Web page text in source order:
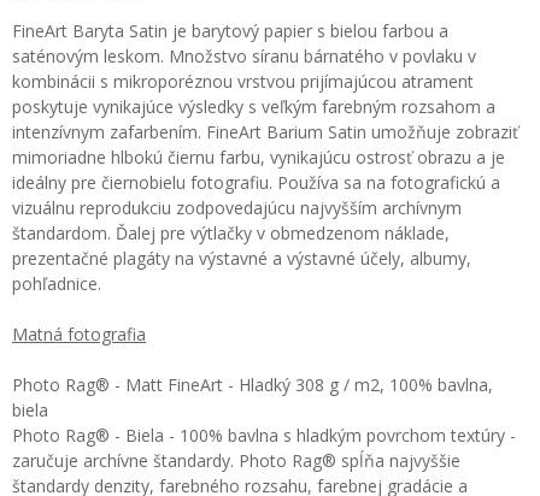
FineArt Baryta Satin je barytový papier s bielou farbou a
saténovým leskom. Množstvo síranu bárnatého v povlaku v
kombinácii s mikroporéznou vrstvou prijímajúcou atrament
poskytuje vynikajúce výsledky s veľkým farebným rozsahom a
intenzívnym zafarbením. FineArt Barium Satin umožňuje zobraziť
mimoriadne hlbokú čiernu farbu, vynikajúcu ostrosť obrazu a je
ideálny pre čiernobielu fotografiu. Používa sa na fotografickú a
vizuálnu reprodukciu zodpovedajúcu najvyšším archívnym
štandardom. Ďalej pre výtlačky v obmedzenom náklade,
prezentačné plagáty na výstavné a výstavné účely, albumy,
pohľadnice.
Matná fotografia
Photo Rag® - Matt FineArt - Hladký 308 g / m2, 100% bavlna,
biela
Photo Rag® - Biela - 100% bavlna s hladkým povrchom textúry -
zaručuje archívne štandardy. Photo Rag® spĺňa najvyššie
štandardy denzity, farebného rozsahu, farebnej gradácie a